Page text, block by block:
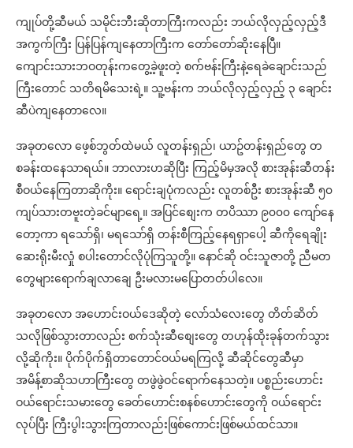
ကျုပ်တို့ဆီမယ် သမိုင်းဘီးဆိုတာကြီးကလည်း ဘယ်လိုလှည့်လှည့်ဒီ
အကွက်ကြီး ပြန်ပြန်ကျနေတာကြီးက တော်တော်ဆိုးနေပြီ။
ကျောင်းသားဘဝတုန်းကတွေ့ခဲ့ဖူးတဲ့ စက်ဗန်းကြီးနဲ့ရေခဲချောင်းသည်
ကြီးတောင် သတိရမိသေးရဲ့။ သူ့ဗန်းက ဘယ်လိုလှည့်လှည့် ၃ ချောင်း
ဆီပဲကျနေတာလေ။
အခုတလော ဖေ့စ်ဘွတ်ထဲမယ် လူတန်းရှည်၊ ယာဥ်တန်းရှည်တွေ တ
စခန်းထနေသာရယ်။ ဘာလားဟဆိုပြီး ကြည့်မိမှအလို စားအုန်းဆီတန်း
စီဝယ်နေကြတာဆိုကိုး။ ရောင်းချပုံကလည်း လူတစ်ဦး စားအုန်းဆီ ၅၀
ကျပ်သားတဗူးတဲ့ခင်မျာရေ့။ အပြင်စျေးက တပိဿာ ၉၀၀၀ ကျော်နေ
တော့ကာ ရသော်ရှိ၊ မရသော်ရှိ တန်းစီကြည့်နေရရှာပေါ့ ဆီကိုရေချိုး
ဆေးရိုးမီးလှုံ စပါးတောင်လိုပုံကြသူတို့။ နောင်ဆို ဝင်းသူဇာတို့ ညီမတ
တွေများရောက်ချလာချေ ဦးမလားမပြောတတ်ပါလေ။
အခုတလော အဟောင်းဝယ်ဒေဆိုတဲ့ လော်သံလေးတွေ တိတ်ဆိတ်
သလိုဖြစ်သွားတာလည်း စက်သုံးဆီစျေးတွေ တဟုန်ထိုးခုန်တက်သွား
လို့ဆိုကိုး။ ပိုက်ပိုက်ရှိတာတောင်ဝယ်မရကြလို့ ဆီဆိုင်တွေဆီမှာ
အမိန့်စာဆိုသဟာကြီးတွေ တဖွဲဖွဲဝင်ရောက်နေသတဲ့။ ပစ္စည်းဟောင်း
ဝယ်ရောင်းသမားတွေ ခေတ်ဟောင်းစနစ်ဟောင်းတွေကို ဝယ်ရောင်း
လုပ်ပြီး ကြီးပွါးသွားကြတာလည်းဖြစ်ကောင်းဖြစ်မယ်ထင်သာ။